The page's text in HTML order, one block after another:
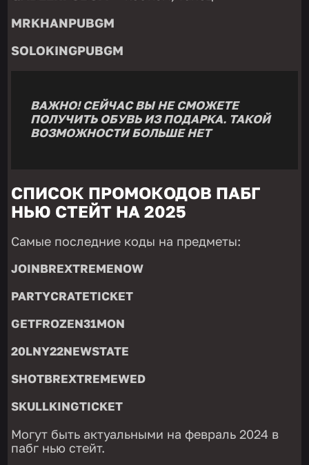
MRKHANPUBGM
SOLOKINGPUBGM
ВАЖНО! СЕЙЧАС ВЫ НЕ СМОЖЕТЕ
ПОЛУЧИТЬ ОБУВЬ ИЗ ПОДАРКА. ТАКОЙ
ВОЗМОЖНОСТИ БОЛЬШЕ НЕТ
СПИСОК ПРОМОКОДОВ ПАБГ
НЬЮ СТЕЙТ НА 2025
Самые последние коды на предметы:
JOINBREXTREMENOW
PARTYCRATETICKET
GETFROZEN31MON
20LNY22NEWSTATE
SHOTBREXTREMEWED
SKULLKINGTICKET
Могут быть актуальными на февраль 2024 в
пабг нью стейт.